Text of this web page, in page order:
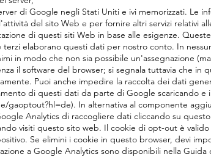
di Google negli Stati Uniti e ivi memorizzati. Le
del sito Web e per fornire altri servizi relativi
di questi siti Web in base alle esigenze.
terzi elaborano questi dati per nostro conto. In
in modo che non sia possibile un'assegnazione
il software del browser; si segnala tuttavia che
Puoi anche impedire la raccolta dei dati
di questi dati da parte di Google scaricando
gaoptout?hl=de). In alternativa al componente
Analytics di raccogliere dati cliccando su
visiti questo sito web. Il cookie di opt-out è
Se elimini i cookie in questo browser, devi
a Google Analytics sono disponibili nella